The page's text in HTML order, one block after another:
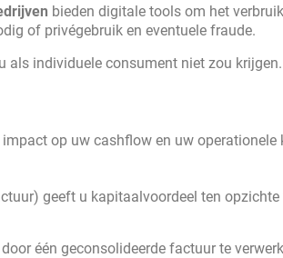
bieden digitale tools om het
of privégebruik en eventuele fraude.
als individuele consument niet zou krijgen.
impact op uw cashflow en uw operationele
geeft u kapitaalvoordeel ten opzichte
één geconsolideerde factuur te